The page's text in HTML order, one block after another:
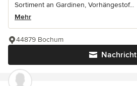
Sortiment an Gardinen, Vorhängestof...
Mehr
Nachricht
44879 Bochum